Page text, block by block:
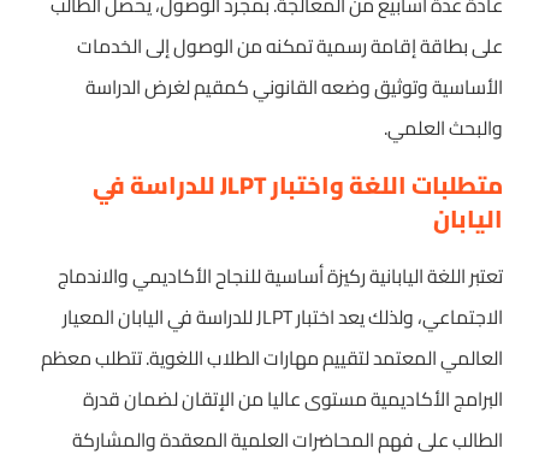
على بطاقة إقامة رسمية تمكنه من الوصول إلى الخدمات
الأساسية وتوثيق وضعه القانوني كمقيم لغرض الدراسة
والبحث العلمي.
متطلبات اللغة واختبار JLPT للدراسة في
اليابان
تعتبر اللغة اليابانية ركيزة أساسية للنجاح الأكاديمي والاندماج
الاجتماعي، ولذلك يعد اختبار JLPT للدراسة في اليابان المعيار
العالمي المعتمد لتقييم مهارات الطلاب اللغوية. تتطلب معظم
البرامج الأكاديمية مستوى عاليا من الإتقان لضمان قدرة
الطالب على فهم المحاضرات العلمية المعقدة والمشاركة